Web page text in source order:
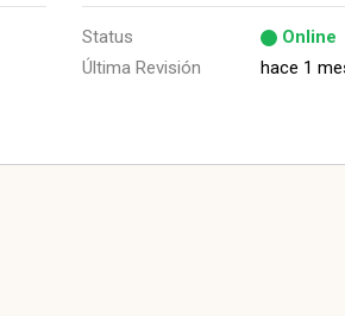
Status
Online
Última Revisión
hace 1